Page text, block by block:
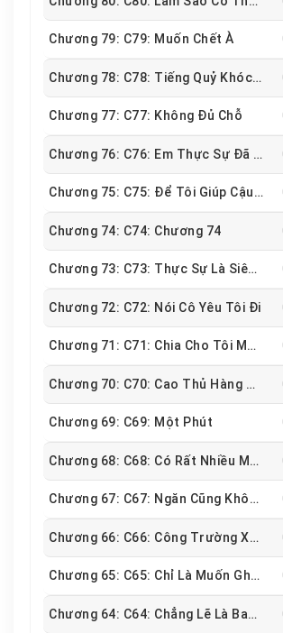
Chương 79: C79: Muốn Chết À
Chương 78: C78: Tiếng Quỷ Khóc Sói Gào
Chương 77: C77: Không Đủ Chỗ
Chương 76: C76: Em Thực Sự Đã Hồi Phục Rồi
Chương 75: C75: Để Tôi Giúp Cậu Siêu Thoát
Chương 74: C74: Chương 74
Chương 73: C73: Thực Sự Là Siêu Nhân À
Chương 72: C72: Nói Cô Yêu Tôi Đi
Chương 71: C71: Chia Cho Tôi Một Phần
Chương 70: C70: Cao Thủ Hàng Thật
Chương 69: C69: Một Phút
Chương 68: C68: Có Rất Nhiều Máy Bay
Chương 67: C67: Ngăn Cũng Không Ngăn Được
Chương 66: C66: Công Trường Xảy Ra Sự Cố
Chương 65: C65: Chỉ Là Muốn Ghé Thăm
Chương 64: C64: Chẳng Lẽ Là Bay Xuống